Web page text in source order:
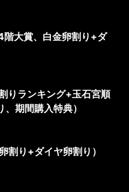
階大賞、白金卵割り+ダ
りランキング+玉石宮順
期間購入特典）
割り+ダイヤ卵割り）